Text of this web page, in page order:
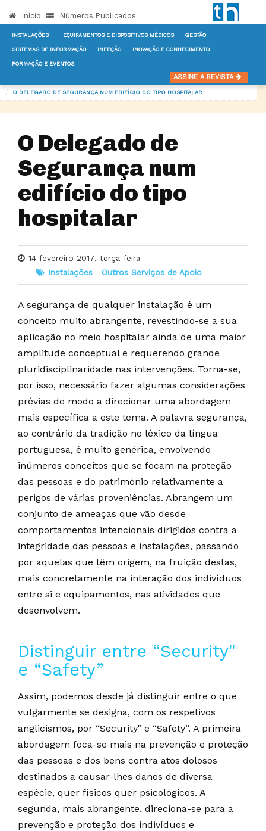
Início Números Publicados
INSTALAÇÕES EQUIPAMENTOS E DISPOSITIVOS MÉDICOS GESTÃO
SISTEMAS DE INFORMAÇÃO INFEÇÃO INOVAÇÃO E CONHECIMENTO
FORMAÇÃO E EVENTOS
ASSINE A REVISTA
O DELEGADO DE SEGURANÇA NUM EDIFÍCIO DO TIPO HOSPITALAR
O Delegado de
Segurança num
edifício do tipo
hospitalar
14 fevereiro 2017, terça-feira
Instalações
Outros Serviços de Apoio
A segurança de qualquer instalação é um
conceito muito abrangente, revestindo-se a sua
aplicação no meio hospitalar ainda de uma maior
amplitude conceptual e requerendo grande
pluridisciplinaridade nas intervenções. Torna-se,
por isso, necessário fazer algumas considerações
prévias de modo a direcionar uma abordagem
mais específica a este tema. A palavra segurança,
ao contrário da tradição no léxico da língua
portuguesa, é muito genérica, envolvendo
inúmeros conceitos que se focam na proteção
das pessoas e do património relativamente a
perigos de várias proveniências. Abrangem um
conjunto de ameaças que vão desde
comportamentos intencionais dirigidos contra a
integridade das pessoas e instalações, passando
por aquelas que têm origem, na fruição destas,
mais concretamente na interação dos indivíduos
entre si e equipamentos, nas atividades que
desenvolvem.
Distinguir entre “Security"
e “Safety”
Assim, podemos desde já distinguir entre o que
vulgarmente se designa, com os respetivos
anglicismos, por “Security" e “Safety”. A primeira
abordagem foca-se mais na prevenção e proteção
das pessoas e dos bens contra atos dolosos
destinados a causar-lhes danos de diversa
espécie, quer físicos quer psicológicos. A
segunda, mais abrangente, direciona-se para a
prevenção e proteção dos indivíduos e